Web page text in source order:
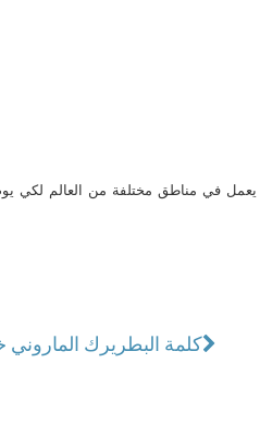
يعمل في مناطق مختلفة من العالم
كلمة البطريرك